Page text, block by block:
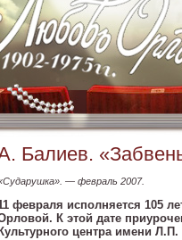
Балиев.
— февраль 2007.
февраля исполняется 105
К этой дате
Культурного центра имени